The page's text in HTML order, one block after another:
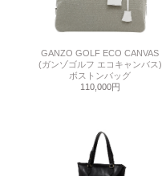
GANZO GOLF ECO CANVAS
(ガンゾゴルフ エコキャンバス)
ボストンバッグ
110,000円